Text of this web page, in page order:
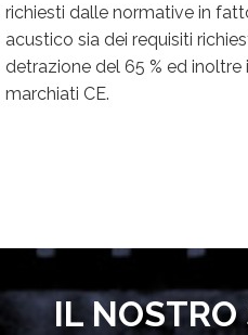
richiesti dalle normative in
acustico sia dei requisiti
detrazione del 65 % ed
marchiati CE.
IL NOSTRO